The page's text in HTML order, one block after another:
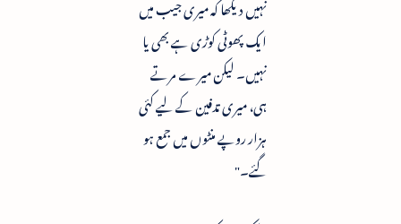
ایک پھوٹی کوڑی ہے بھی یا
نہیں۔ لیکن میرے مرتے
ہی، میری تدفین کے لیے کئی
ہزار روپے منٹوں میں جمع ہو
گئے۔"